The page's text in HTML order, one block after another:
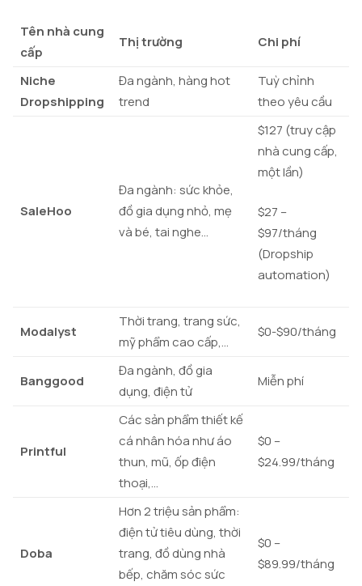
Tên nhà cung
cấp
Thị trường Chi phí
Niche
Dropshipping
Đa ngành, hàng hot
trend
Tuỳ chỉnh
theo yêu cầu
SaleHoo
Đa ngành: sức khỏe,
đồ gia dụng nhỏ, mẹ
và bé, tai nghe…
$127 (truy cập
nhà cung cấp,
một lần)
$27 –
$97/tháng
(Dropship
automation)
Modalyst
Thời trang, trang sức,
mỹ phẩm cao cấp,…
$0-$90/tháng
Banggood
Đa ngành, đồ gia
dụng, điện tử
Miễn phí
Printful
Các sản phẩm thiết kế
cá nhân hóa như áo
thun, mũ, ốp điện
thoại,…
$0 –
$24.99/tháng
Doba
Hơn 2 triệu sản phẩm:
điện tử tiêu dùng, thời
trang, đồ dùng nhà
bếp, chăm sóc sức
$0 –
$89.99/tháng